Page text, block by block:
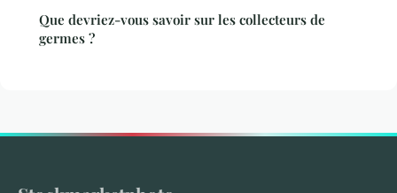
Que devriez-vous savoir sur les collecteurs de
germes ?